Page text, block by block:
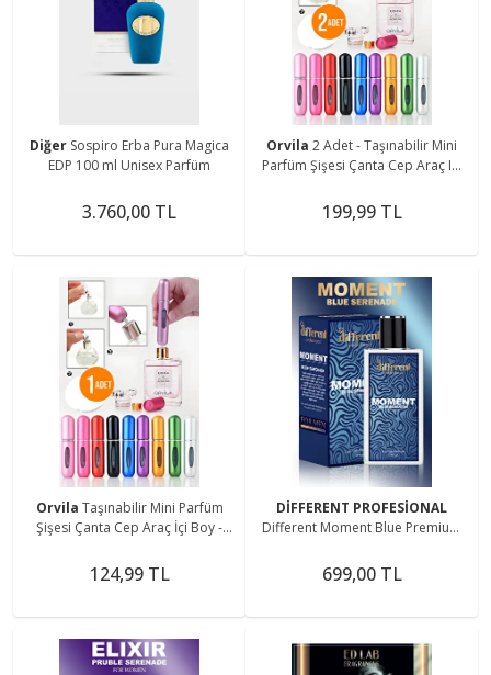
Diğer Sospiro Erba Pura Magica
EDP 100 ml Unisex Parfüm
3.760,00 TL
Orvila 2 Adet - Taşınabilir Mini
Parfüm Şişesi Çanta Cep Araç Içi
199,99 TL
Orvila Taşınabilir Mini Parfüm
Şişesi Çanta Cep Araç İçi Boy -
124,99 TL
DİFFERENT PROFESİONAL
Different Moment Blue Premium
50ml
699,00 TL